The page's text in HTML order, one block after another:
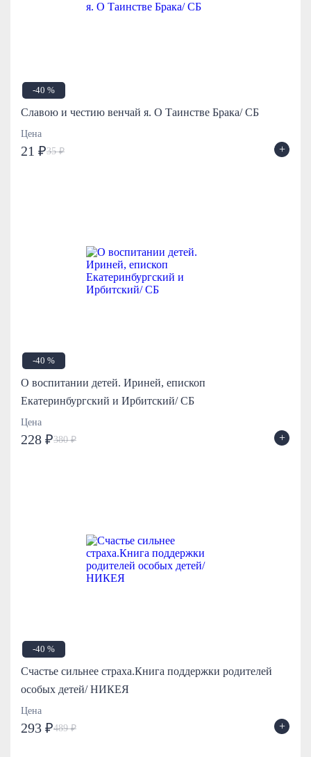
-40 %
Славою и честию венчай я. О Таинстве Брака/ СБ
Цена
21 ₽35 ₽ +
-40 %
О воспитании детей. Ириней, епископ
Екатеринбургский и Ирбитский/ СБ
Цена
228 ₽380 ₽ +
-40 %
Счастье сильнее страха.Книга поддержки родителей
особых детей/ НИКЕЯ
Цена
293 ₽489 ₽ +